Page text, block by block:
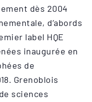
dès 2004
d’abords
label HQE
inaugurée en
de
Grenoblois
sciences